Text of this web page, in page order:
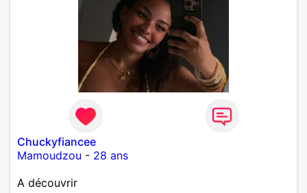
Chuckyfiancee
Mamoudzou - 28 ans
A découvrir